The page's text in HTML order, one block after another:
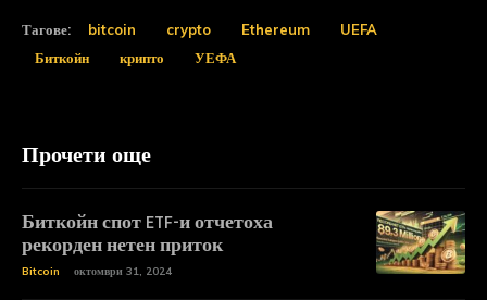
Тагове: bitcoin crypto Ethereum
UEFA
Биткойн
крипто УЕФА
Прочети още
Биткойн спот ETF-и отчетоха
рекорден нетен приток
Bitcoin октомври 31, 2024